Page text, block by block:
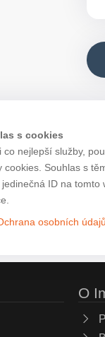
s cookies
co nejlepší služby,
cookies. Souhlas s
ID na
osobních údajů
O